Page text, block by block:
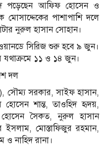
পড়েছেন আফিফ হোসেন ও
মোসাদ্দেকের পাশাপাশি দলে
নুরুল হাসান সোহান।
ওয়ানডে সিরিজ শুরু হবে ৯ জুন।
যথাক্রমে ১১ ও ১৪ জুন।
দল
সৌম্য সরকার, সাইফ হাসান,
হোসেন শান্ত, তাওহিদ হৃদয়,
হোসেন সৈকত, নুরুল হাসান
ইসলাম, মোস্তাফিজুর রহমান,
নাহিদ রানা।